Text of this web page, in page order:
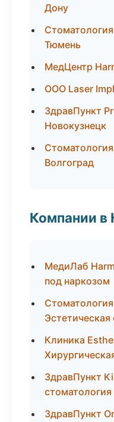
Дону
Тюмень
МедЦентр
ООО Laser
ЗдравПункт
Новокузнецк
Волгоград
Компании
МедиЛаб
под наркозом
Клиника
ЗдравПункт
стоматология
ЗдравПункт